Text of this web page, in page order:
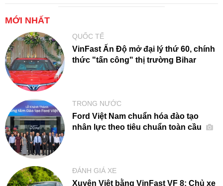
MỚI NHẤT
QUỐC TẾ
VinFast Ấn Độ mở đại lý thứ 60, chính
thức "tấn công" thị trường Bihar
TRONG NƯỚC
Ford Việt Nam chuẩn hóa đào tạo
nhân lực theo tiêu chuẩn toàn cầu
ĐÁNH GIÁ XE
Xuyên Việt bằng VinFast VF 8: Chủ xe